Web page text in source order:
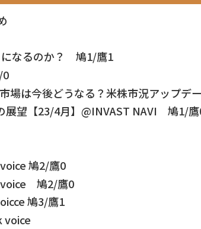
になるのか？ 鳩1/鷹1
場は今後どうなる？米株市況アップデ
展望【23/4月】@INVAST NAVI 鳩1/
鳩2/鷹0
voice 鳩2/鷹0
鳩3/鷹1
voice